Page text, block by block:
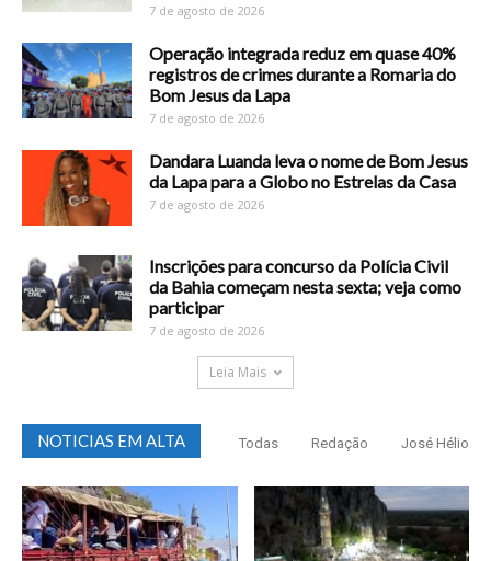
7 de agosto de 2026
Operação integrada reduz em quase 40%
registros de crimes durante a Romaria do
Bom Jesus da Lapa
7 de agosto de 2026
Dandara Luanda leva o nome de Bom Jesus
da Lapa para a Globo no Estrelas da Casa
7 de agosto de 2026
Inscrições para concurso da Polícia Civil
da Bahia começam nesta sexta; veja como
participar
7 de agosto de 2026
Leia Mais
NOTICIAS EM ALTA Todas Redação José Hélio